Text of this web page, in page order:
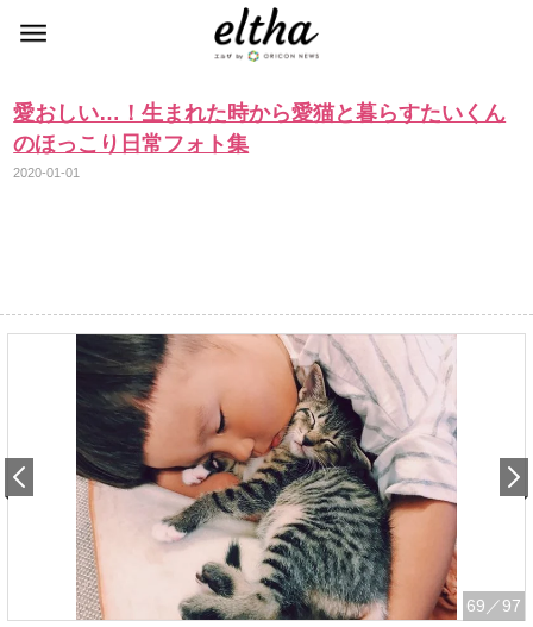
愛おしい…！生まれた時から愛猫と暮らすたいくん
のほっこり日常フォト集
2020-01-01
69 ／97